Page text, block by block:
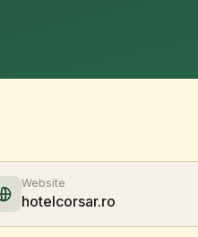
Website
hotelcorsar.ro